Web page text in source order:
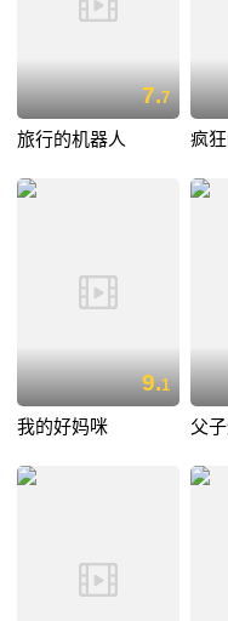
7.7
旅行的机器人 疯
9.1
我的好妈咪 父